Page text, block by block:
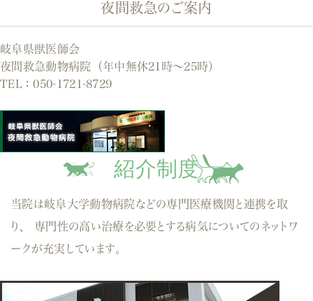
夜間救急のご案内
岐阜県獣医師会
夜間救急動物病院（年中無休21時～25時）
TEL：050-1721-8729
紹介制度
当院は岐阜大学動物病院などの専門医療機関と連携を取
り、
専門性の高い治療を必要とする病気についてのネットワ
ークが充実しています。